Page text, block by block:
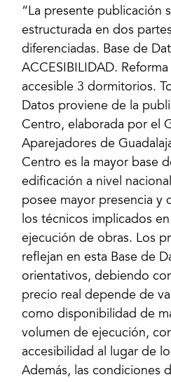
“La presente publicación
estructurada en dos
diferenciadas. Base de
ACCESIBILIDAD.
accesible 3 dormitorios.
Datos proviene de la
Centro, elaborada por el
Aparejadores de
Centro es la mayor base
edificación a nivel
posee mayor presencia y
los técnicos implicados
ejecución de obras. Los
reflejan en esta Base de
orientativos, debiendo
precio real depende de
como disponibilidad de
volumen de ejecución,
accesibilidad al lugar de
Además, las condiciones